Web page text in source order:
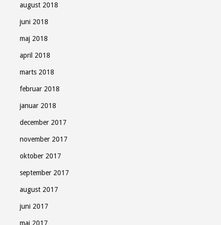
august 2018
juni 2018
maj 2018
april 2018
marts 2018
februar 2018
januar 2018
december 2017
november 2017
oktober 2017
september 2017
august 2017
juni 2017
maj 2017